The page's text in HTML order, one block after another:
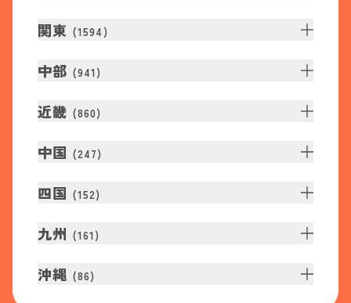
関東 (1594 )
中部 (941 )
近畿 (860)
中国 (247)
四国 (152)
九州 (161 )
沖縄 (86)